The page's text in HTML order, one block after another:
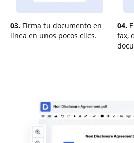
03. Firma tu documento en
línea en unos pocos clics.
04.
fax,